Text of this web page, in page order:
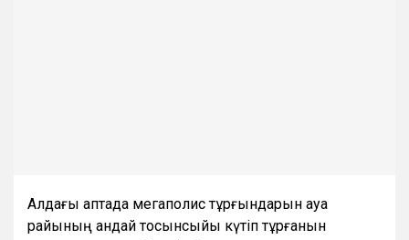
Алдағы аптада мегаполис тұрғындарын ауа
райының қандай тосынсыйы күтіп тұрғанын